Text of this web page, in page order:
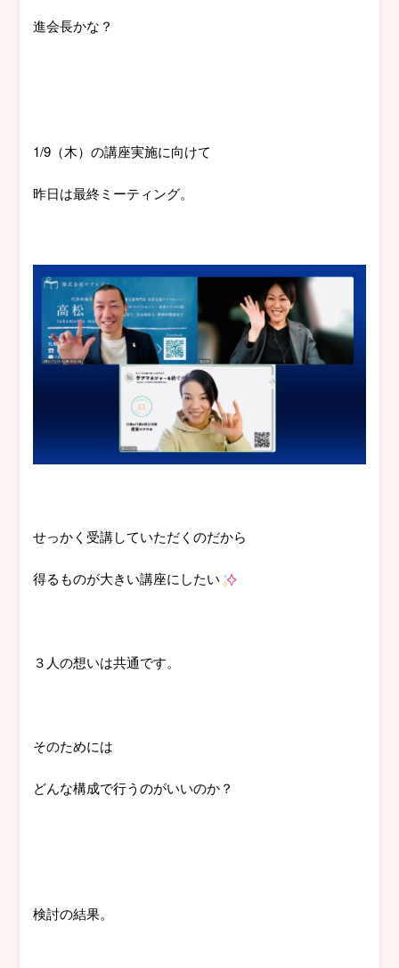
進会長かな？
1/9（木）の講座実施に向けて
昨日は最終ミーティング。
せっかく受講していただくのだから
得るものが大きい講座にしたい
３人の想いは共通です。
そのためには
どんな構成で行うのがいいのか？
検討の結果。